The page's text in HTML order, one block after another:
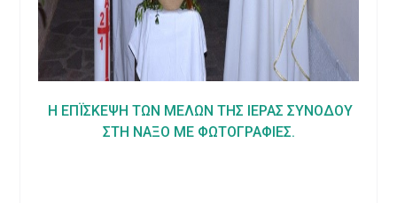
Η ΕΠΪΣΚΕΨΗ ΤΩΝ ΜΕΛΩΝ ΤΗΣ ΙΕΡΑΣ ΣΥΝΟΔΟΥ
ΣΤΗ ΝΑΞΟ ΜΕ ΦΩΤΟΓΡΑΦΙΕΣ.